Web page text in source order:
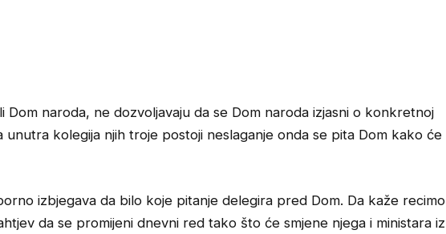
Dom naroda, ne dozvoljavaju da se Dom naroda izjasni o konkretnoj
unutra kolegija njih troje postoji neslaganje onda se pita Dom kako će
izbjegava da bilo koje pitanje delegira pred Dom. Da kaže recimo
da se promijeni dnevni red tako što će smjene njega i ministara iz